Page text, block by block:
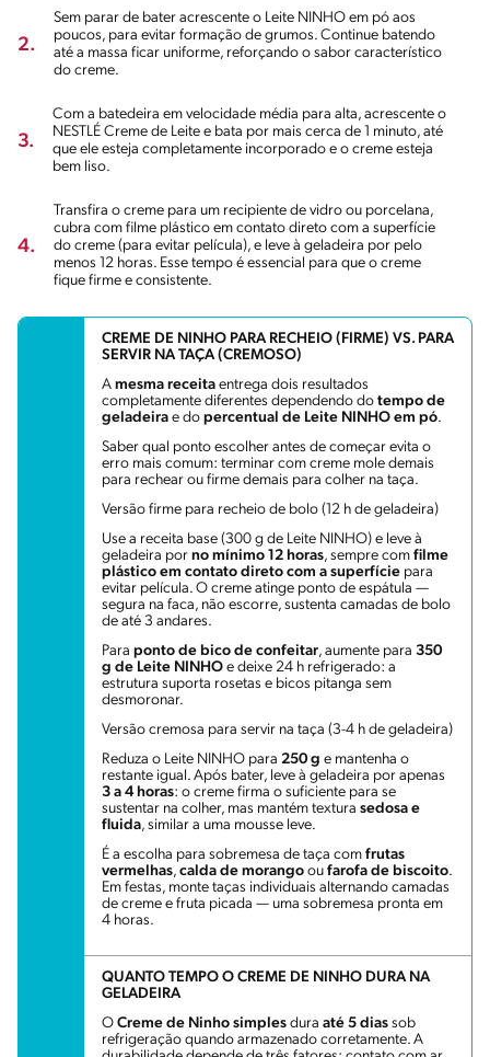
2.
Sem parar de bater acrescente o Leite NINHO em pó aos
poucos, para evitar formação de grumos. Continue batendo
até a massa ficar uniforme, reforçando o sabor característico
do creme.
3.
Com a batedeira em velocidade média para alta, acrescente o
NESTLÉ Creme de Leite e bata por mais cerca de 1 minuto, até
que ele esteja completamente incorporado e o creme esteja
bem liso.
4.
Transfira o creme para um recipiente de vidro ou porcelana,
cubra com filme plástico em contato direto com a superfície
do creme (para evitar película), e leve à geladeira por pelo
menos 12 horas. Esse tempo é essencial para que o creme
fique firme e consistente.
CREME DE NINHO PARA RECHEIO (FIRME) VS. PARA
SERVIR NA TAÇA (CREMOSO)
A mesma receita entrega dois resultados
completamente diferentes dependendo do tempo de
geladeira e do percentual de Leite NINHO em pó.
Saber qual ponto escolher antes de começar evita o
erro mais comum: terminar com creme mole demais
para rechear ou firme demais para colher na taça.
Versão firme para recheio de bolo (12 h de geladeira)
Use a receita base (300 g de Leite NINHO) e leve à
geladeira por no mínimo 12 horas, sempre com filme
plástico em contato direto com a superfície para
evitar película. O creme atinge ponto de espátula —
segura na faca, não escorre, sustenta camadas de bolo
de até 3 andares.
Para ponto de bico de confeitar, aumente para 350
g de Leite NINHO e deixe 24 h refrigerado: a
estrutura suporta rosetas e bicos pitanga sem
desmoronar.
Versão cremosa para servir na taça (3-4 h de geladeira)
Reduza o Leite NINHO para 250 g e mantenha o
restante igual. Após bater, leve à geladeira por apenas
3 a 4 horas: o creme firma o suficiente para se
sustentar na colher, mas mantém textura sedosa e
fluida, similar a uma mousse leve.
É a escolha para sobremesa de taça com frutas
vermelhas, calda de morango ou farofa de biscoito.
Em festas, monte taças individuais alternando camadas
de creme e fruta picada — uma sobremesa pronta em
4 horas.
QUANTO TEMPO O CREME DE NINHO DURA NA
GELADEIRA
O Creme de Ninho simples dura até 5 dias sob
refrigeração quando armazenado corretamente. A